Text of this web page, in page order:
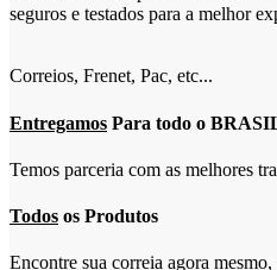
seguros e testados para a melhor
Correios, Frenet, Pac, etc...
Entregamos Para todo o
Temos parceria com as melhores
Todos os Produtos
Encontre sua correia agora